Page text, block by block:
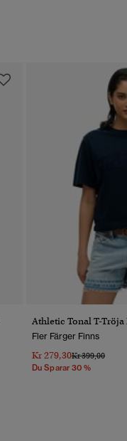
Athletic Tonal T-
Fler Färger Finns
Kr 279,30Pris Reducerat
Kr 399,00Till
Du Sparar 30 %